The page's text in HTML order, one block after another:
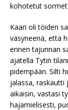
kohotetut sormet
Kaari oli töiden
väsyneenä, että
ennen tajunnan
ajatella Tytin
pidempään. Silti
jalassa, raskautti
aikaisin, vastasi
hajamielisesti,